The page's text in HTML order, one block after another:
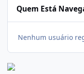
Quem Está
Nenhum usuário